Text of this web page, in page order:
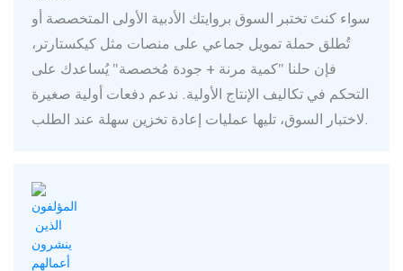
سواء كنتَ تختبر السوق بروايتك الأدبية الأولى المتخصصة أو
تُطلق حملة تمويل جماعي على منصات مثل كيكستارتر،
فإن حلنا "كمية مرنة + جودة مُخصصة" يُساعدك على
التحكم في تكاليف الإنتاج الأولية. ندعم دفعات أولية صغيرة
لاختبار السوق، تليها عمليات إعادة تخزين سهلة عند الطلب.